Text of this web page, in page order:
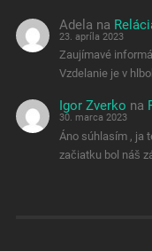
Adela na
23. apríla 2023
Zaujímavé
Vzdelanie je v
Igor Zverko na
30. marca 2023
Áno súhlasím , ja
začiatku bol náš